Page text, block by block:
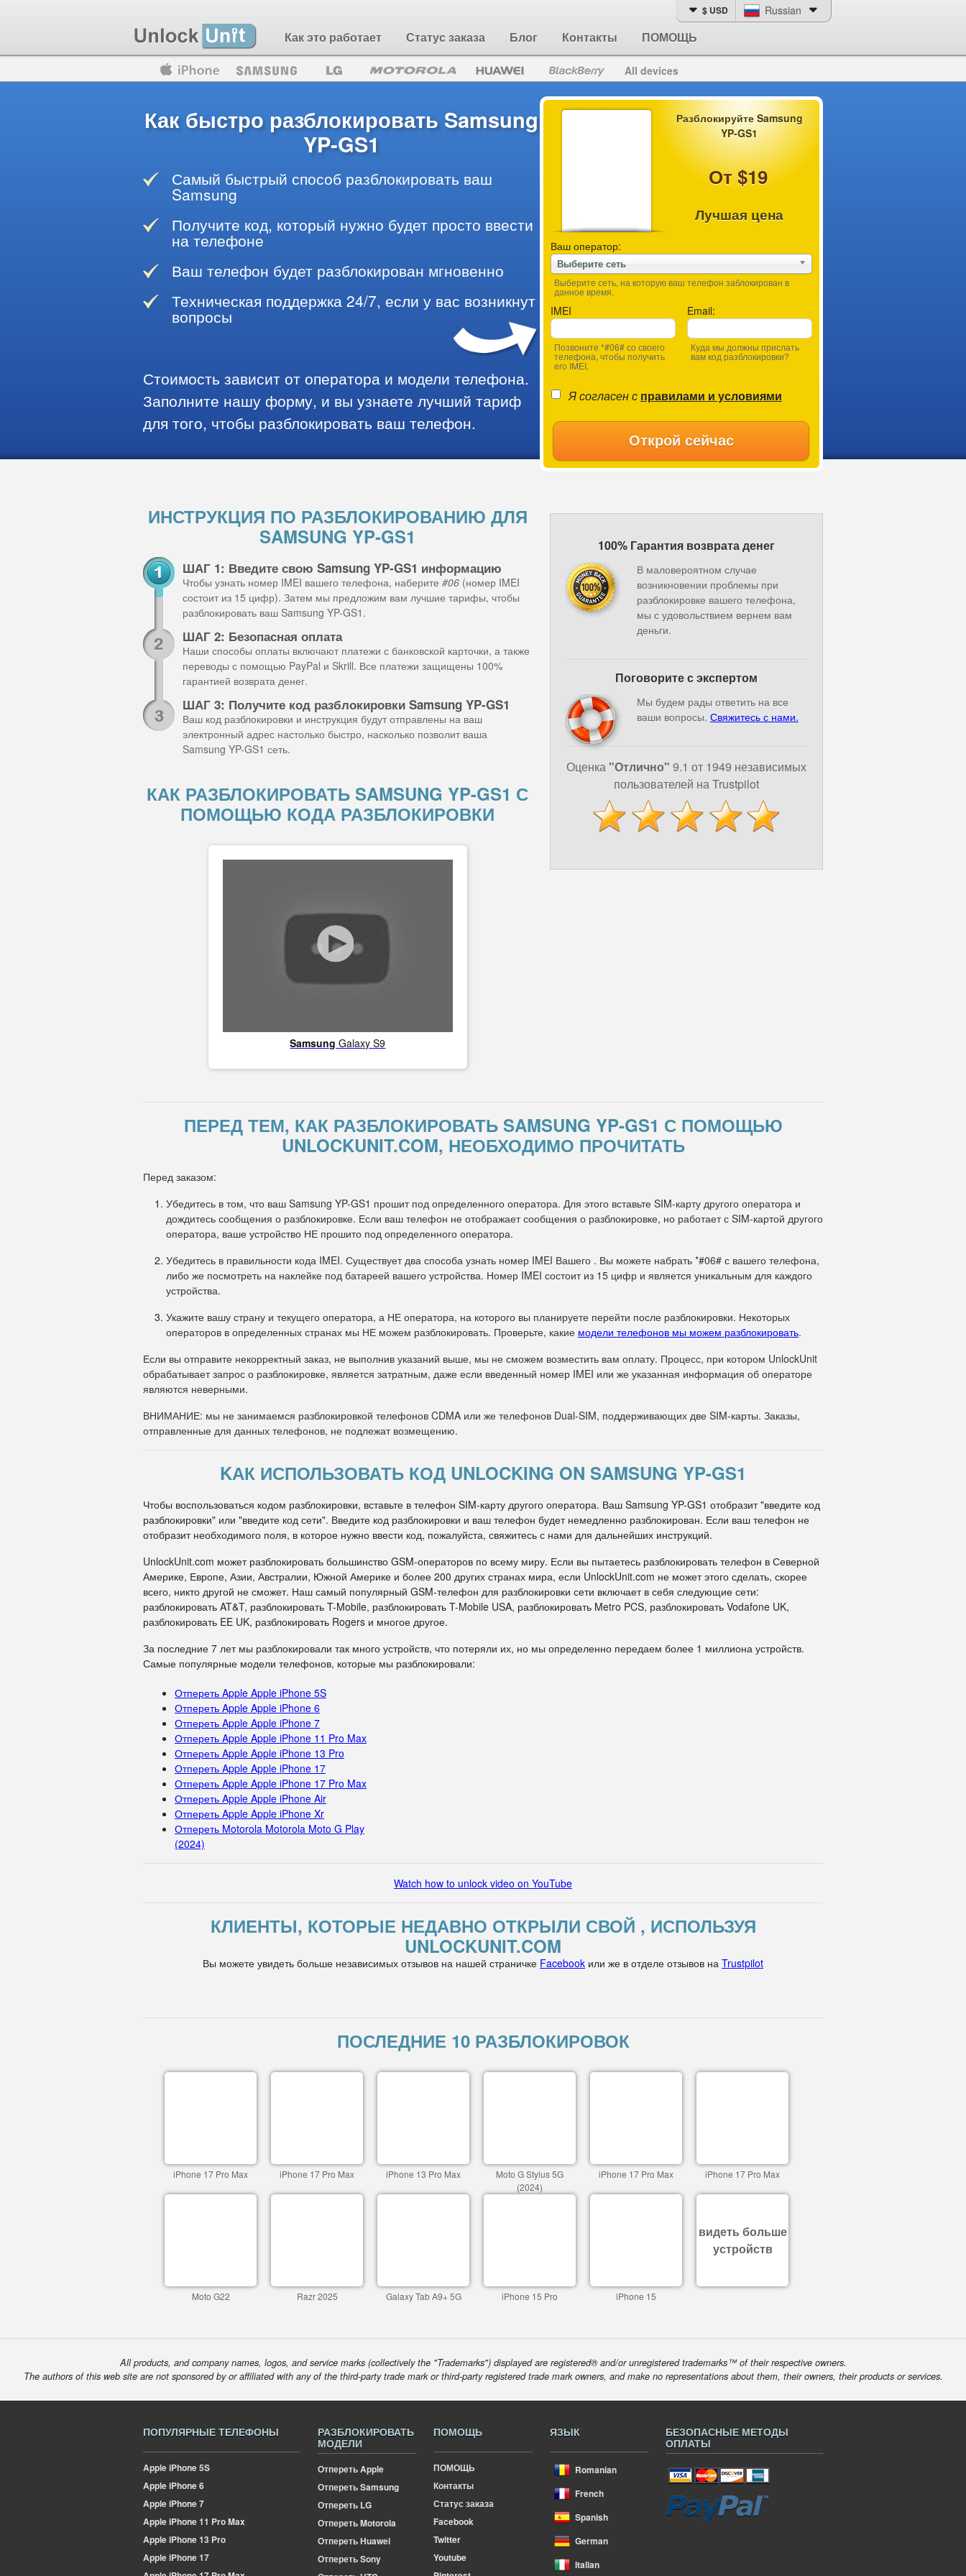
Как это работает Статус заказа Блог Контакты ПОМОЩЬ
$ USD Russian
Blackberry All devices
Разблокируйте Samsung
YP-GS1
От $19
Лучшая цена
Ваш оператор:
Выберите сеть
Выберите сеть, на которую ваш телефон заблокирован в
данное время.
IMEI
Позвоните *#06# со своего
телефона, чтобы получить
его IMEI.
Email:
Куда мы должны прислать
вам код разблокировки?
Я согласен с правилами и условиями
Открой сейчас
Как быстро разблокировать Samsung
YP-GS1
Самый быстрый способ разблокировать ваш
Samsung
Получите код, который нужно будет просто ввести
на телефоне
Ваш телефон будет разблокирован мгновенно
Техническая поддержка 24/7, если у вас возникнут
вопросы
Стоимость зависит от оператора и модели телефона.
Заполните нашу форму, и вы узнаете лучший тариф
для того, чтобы разблокировать ваш телефон.
ИНСТРУКЦИЯ ПО РАЗБЛОКИРОВАНИЮ ДЛЯ
SAMSUNG YP-GS1
ШАГ 1: Введите свою Samsung YP-GS1 информацию
Чтобы узнать номер IMEI вашего телефона, наберите #06 (номер IMEI
состоит из 15 цифр). Затем мы предложим вам лучшие тарифы, чтобы
разблокировать ваш Samsung YP-GS1.
ШАГ 2: Безопасная оплата
Наши способы оплаты включают платежи с банковской карточки, а также
переводы с помощью PayPal и Skrill. Все платежи защищены 100%
гарантией возврата денег.
ШАГ 3: Получите код разблокировки Samsung YP-GS1
Ваш код разблокировки и инструкция будут отправлены на ваш
электронный адрес настолько быстро, насколько позволит ваша
Samsung YP-GS1 сеть.
КАК РАЗБЛОКИРОВАТЬ SAMSUNG YP-GS1 С
ПОМОЩЬЮ КОДА РАЗБЛОКИРОВКИ
Samsung Galaxy S9
100% Гарантия возврата денег
В маловероятном случае
возникновении проблемы при
разблокировке вашего телефона,
мы с удовольствием вернем вам
деньги.
Поговорите с экспертом
Мы будем рады ответить на все
ваши вопросы. Свяжитесь с нами.
Оценка"Отлично" 9.1 от 1949 независимых
пользователей на Trustpilot
ПЕРЕД ТЕМ, КАК РАЗБЛОКИРОВАТЬ SAMSUNG YP-GS1 С ПОМОЩЬЮ
UNLOCKUNIT.COM, НЕОБХОДИМО ПРОЧИТАТЬ
Перед заказом:
Убедитесь в том, что ваш Samsung YP-GS1 прошит под определенного оператора. Для этого вставьте SIM-карту другого оператора и
дождитесь сообщения о разблокировке. Если ваш телефон не отображает сообщения о разблокировке, но работает с SIM-картой другого
оператора, ваше устройство НЕ прошито под определенного оператора.
Убедитесь в правильности кода IMEI. Существует два способа узнать номер IMEI Вашего . Вы можете набрать *#06# с вашего телефона,
либо же посмотреть на наклейке под батареей вашего устройства. Номер IMEI состоит из 15 цифр и является уникальным для каждого
устройства.
Укажите вашу страну и текущего оператора, а НЕ оператора, на которого вы планируете перейти после разблокировки. Некоторых
операторов в определенных странах мы НЕ можем разблокировать. Проверьте, какие модели телефонов мы можем разблокировать.
Если вы отправите некорректный заказ, не выполнив указаний выше, мы не сможем возместить вам оплату. Процесс, при котором UnlockUnit
обрабатывает запрос о разблокировке, является затратным, даже если введенный номер IMEI или же указанная информация об операторе
являются неверными.
ВНИМАНИЕ: мы не занимаемся разблокировкой телефонов CDMA или же телефонов Dual-SIM, поддерживающих две SIM-карты. Заказы,
отправленные для данных телефонов, не подлежат возмещению.
KАК ИСПОЛЬЗОВАТЬ КОД UNLOCKING ON SAMSUNG YP-GS1
Чтобы воспользоваться кодом разблокировки, вставьте в телефон SIM-карту другого оператора. Ваш Samsung YP-GS1 отобразит "введите код
разблокировки" или "введите код сети". Введите код разблокировки и ваш телефон будет немедленно разблокирован. Если ваш телефон не
отобразит необходимого поля, в которое нужно ввести код, пожалуйста, свяжитесь с нами для дальнейших инструкций.
UnlockUnit.com может разблокировать большинство GSM-операторов по всему миру. Если вы пытаетесь разблокировать телефон в Северной
Америке, Европе, Азии, Австралии, Южной Америке и более 200 других странах мира, если UnlockUnit.com не может этого сделать, скорее
всего, никто другой не сможет. Наш самый популярный GSM-телефон для разблокировки сети включает в себя следующие сети:
разблокировать AT&T, разблокировать T-Mobile, разблокировать T-Mobile USA, разблокировать Metro PCS, разблокировать Vodafone UK,
разблокировать EE UK, разблокировать Rogers и многое другое.
За последние 7 лет мы разблокировали так много устройств, что потеряли их, но мы определенно передаем более 1 миллиона устройств.
Самые популярные модели телефонов, которые мы разблокировали:
Отпереть Apple Apple iPhone 5S
Отпереть Apple Apple iPhone 6
Отпереть Apple Apple iPhone 7
Отпереть Apple Apple iPhone 11 Pro Max
Отпереть Apple Apple iPhone 13 Pro
Отпереть Apple Apple iPhone 17
Отпереть Apple Apple iPhone 17 Pro Max
Отпереть Apple Apple iPhone Air
Отпереть Apple Apple iPhone Xr
Отпереть Motorola Motorola Moto G Play
(2024)
Watch how to unlock video on YouTube
КЛИЕНТЫ, КОТОРЫЕ НЕДАВНО ОТКРЫЛИ СВОЙ , ИСПОЛЬЗУЯ
UNLOCKUNIT.COM
Вы можете увидеть больше независимых отзывов на нашей страничке Facebook или же в отделе отзывов на Trustpilot
ПОСЛЕДНИЕ 10 РАЗБЛОКИРОВОК
iPhone 17 Pro Max iPhone 17 Pro Max iPhone 13 Pro Max
Moto G Stylus 5G
(2024)
iPhone 17 Pro Max iPhone 17 Pro Max
Moto G22 Razr 2025 Galaxy Tab A9+ 5G iPhone 15 Pro iPhone 15
видеть больше
устройств
All products, and company names, logos, and service marks (collectively the "Trademarks") displayed are registered® and/or unregistered trademarks™ of their respective owners.
The authors of this web site are not sponsored by or affiliated with any of the third-party trade mark or third-party registered trade mark owners, and make no representations about them, their owners, their products or services.
ПОПУЛЯРНЫЕ ТЕЛЕФОНЫ
AppleiPhone 5S
AppleiPhone 6
AppleiPhone 7
AppleiPhone 11 Pro Max
AppleiPhone 13 Pro
AppleiPhone 17
РАЗБЛОКИРОВАТЬ
МОДЕЛИ
Отпереть Apple
Отпереть Samsung
Отпереть LG
Отпереть Motorola
Отпереть Huawei
Отпереть Sony
ПОМОЩЬ
ПОМОЩЬ
Контакты
Статус заказа
Facebook
Twitter
Youtube
ЯЗЫК
Romanian
French
Spanish
German
Italian
БЕЗОПАСНЫЕ МЕТОДЫ
ОПЛАТЫ